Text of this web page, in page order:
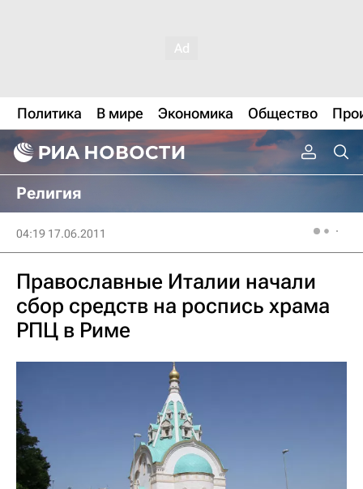
Политика В мире Экономика Общество
Религия
04:19 17.06.2011
Православные Италии начали
сбор средств на роспись храма
РПЦ в Риме